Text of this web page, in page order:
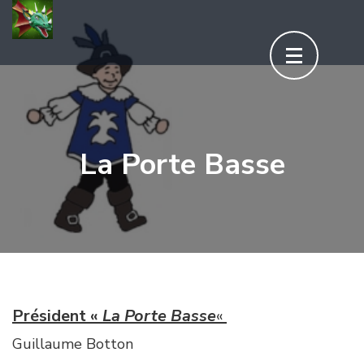
Aller
au
contenu
Entrée)
La Porte Basse
Président « La Porte Basse«
Guillaume Botton